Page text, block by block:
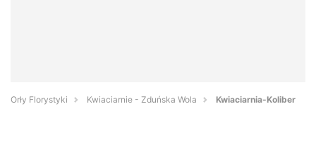
Orły Florystyki Kwiaciarnie - Zduńska Wola Kwiaciarnia-Koliber